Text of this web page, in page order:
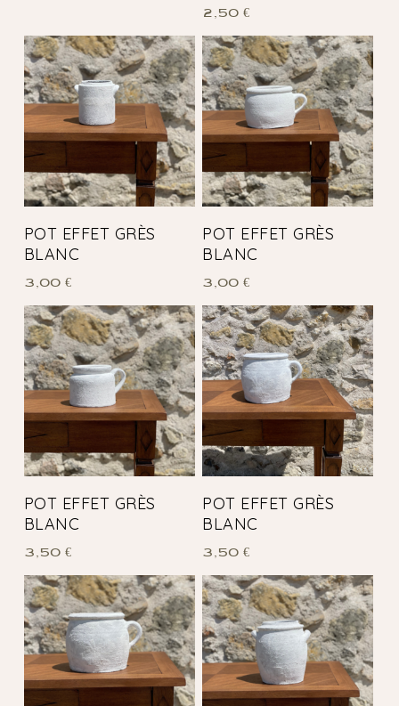
2,50€
POT EFFET GRÈS
BLANC
3,00 €
POT EFFET GRÈS
BLANC
3,00€
POT EFFET GRÈS
BLANC
3,50 €
POT EFFET GRÈS
BLANC
3,50€